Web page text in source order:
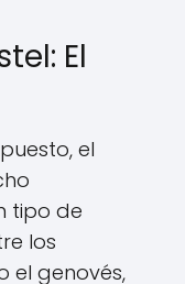
El
el
tipo de
los
el genovés,